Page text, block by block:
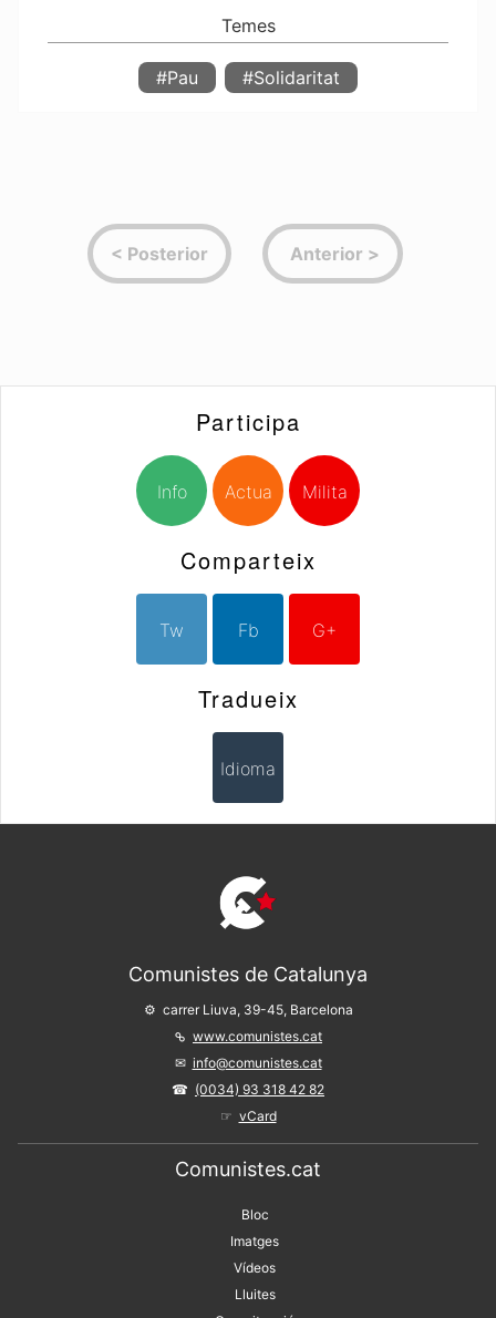
#Pau #Solidaritat
Participa
Info Actua Milita
Comparteix
Tw Fb G+
Tradueix
Idioma
Comunistes de Catalunya
carrer Liuva, 39-45, Barcelona
www.comunistes.cat
info@comunistes.cat
(0034) 93 318 42 82
vCard
Comunistes.cat
Bloc
Imatges
Vídeos
Lluites